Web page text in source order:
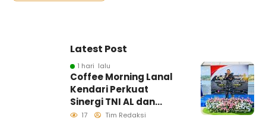
Latest Post
1 hari lalu
Coffee Morning Lanal
Kendari Perkuat
Sinergi TNI AL dan
Insan Pers Wujudkan
17 Tim Redaksi